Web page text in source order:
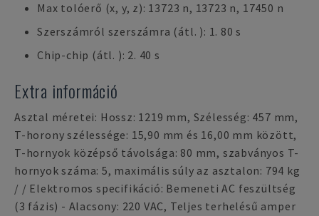
Max tolóerő (x, y, z): 13723 n, 13723 n, 17450 n
Szerszámról szerszámra (átl. ): 1. 80 s
Chip-chip (átl. ): 2. 40 s
Extra információ
Asztal méretei: Hossz: 1219 mm, Szélesség: 457 mm,
T-horony szélessége: 15,90 mm és 16,00 mm között,
T-hornyok középső távolsága: 80 mm, szabványos T-
hornyok száma: 5, maximális súly az asztalon: 794 kg
/ / Elektromos specifikáció: Bemeneti AC feszültség
(3 fázis) - Alacsony: 220 VAC, Teljes terhelésű amper